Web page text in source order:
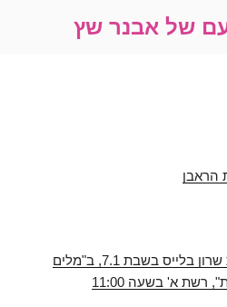
שץ
ראיון עם ענת שרון בלייס בשבת 7.1, ב"מלים